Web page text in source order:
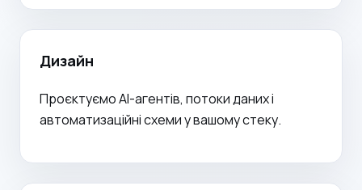
Дизайн
Проєктуємо AI-агентів, потоки даних і
автоматизаційні схеми у вашому стеку.